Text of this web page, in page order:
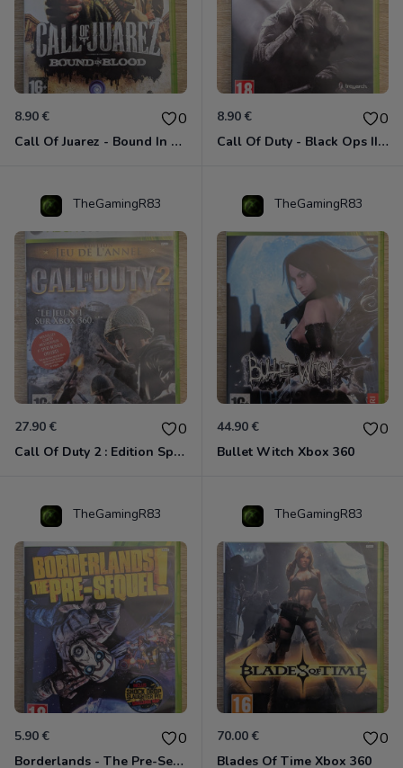
8.90 € 0
Call Of Juarez - Bound In Blood Xbox 360
8.90 € 0
Call Of Duty - Black Ops II Xbox 360
TheGamingR83
27.90 € 0
Call Of Duty 2 : Edition Spéciale Xbox 360 GOTY
TheGamingR83
44.90 € 0
Bullet Witch Xbox 360
TheGamingR83
5.90 € 0
Borderlands - The Pre-Sequel ! Xbox 360
TheGamingR83
70.00 € 0
Blades Of Time Xbox 360